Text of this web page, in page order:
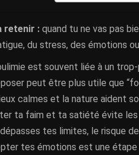
retenir : quand tu ne vas pas
du stress, des émotions
est souvent liée à un
peut être plus utile que
calmes et la nature aident
ta faim et ta satiété évite les
tes limites, le risque
tes émotions est une étape